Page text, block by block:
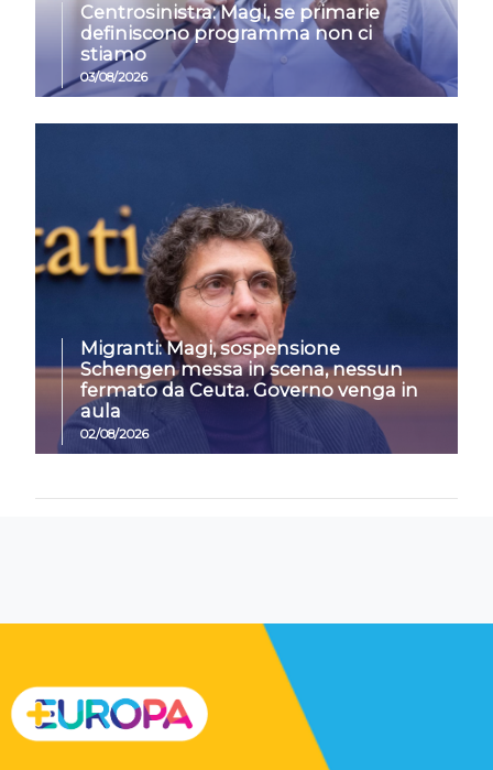
Centrosinistra: Magi, se primarie
definiscono programma non ci
stiamo
03/08/2026
Migranti: Magi, sospensione
Schengen messa in scena, nessun
fermato da Ceuta. Governo venga in
aula
02/08/2026